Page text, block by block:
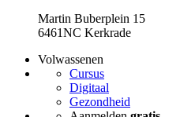
Martin Buberplein 15
6461NC Kerkrade
Volwassenen
Cursus
Digitaal
Gezondheid